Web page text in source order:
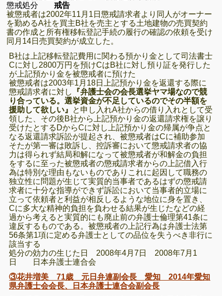
懲戒処分戒告
被懲戒者は2002年11月1日懲戒請求者より同人がオーナー
を勤めるA社を買主B社を売主とする土地建物の売買契約
書の作成と所有権移転登記手続の履行の確認の依頼を受け
同月14日売買契約が成立した。
B社は上記移転登記費用に関わる預かり金として司法書士
Cに対し2800万円を預けCはB社に対し預り証を発行した
が上記預かり金を被懲戒者に預けた
被懲戒者は2003年1月18日上記預かり金を返還する際に
懲戒請求者に対し
『弁護士会の会長選挙ヤマ場なので競
り合っている。選挙資金が不足しているのでその半額を
援助して欲しい』 と申し入れA社からの借り入れとして受
領した、その後B社から上記預かり金の返還請求権を譲り
受けたとするDからCに対し上記預かり金の帰属が争点と
なる返還請求訴訟が提起され、被懲戒者はCに補助参加
そたが第一審は敗訴し、控訴審において懲戒請求者の協
力は得られず結局和解になって被懲戒者が和解金の負担
をするに至った被懲戒者の懲戒請求者からの上記借入行
為は特別な理由もないものであり これに起因して職務の
独立性に問題が生じて実質的当事者であるはずの懲戒請
求者に十分な指導ができず訴訟において当事者的立場に
立って依頼者と利益が相反しるような地位に身を置き、
Cに多大な精神的負担を負わせる結果が生じたなどの経
過から考えると実質的にも廃止前の弁護士倫理第41条に
違反するものである。被懲戒者の上記行為は弁護士法第
56条第1項に定める弁護士としての品位を失うべき非行に
該当する
処分の効力の生じた日 2008年4月7日 2008年7月1
日 日本弁護士連合会
③花井増美 71歳 元日弁連副会長 愛知 2014年愛知
県弁護士会会長、日本弁護士連合会副会長